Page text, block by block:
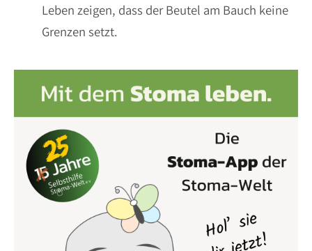
Leben zeigen, dass der Beutel am Bauch keine
Grenzen setzt.